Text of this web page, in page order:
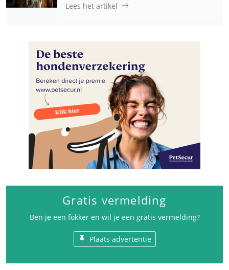
Lees het artikel
Gratis vermelding
Ben je een fokker en wil je een gratis vermelding?
Plaats advertentie